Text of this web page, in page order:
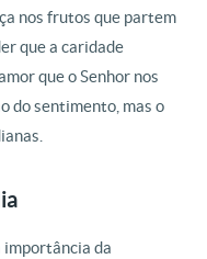
nos frutos que partem
que a caridade
que o Senhor nos
do sentimento, mas o
importância da